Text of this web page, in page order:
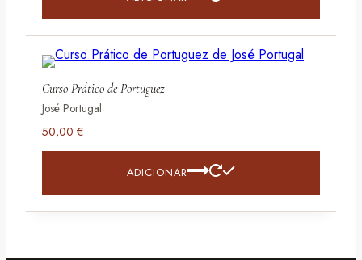
Curso Prático de Portuguez
José Portugal
50,00 €
ADICIONAR